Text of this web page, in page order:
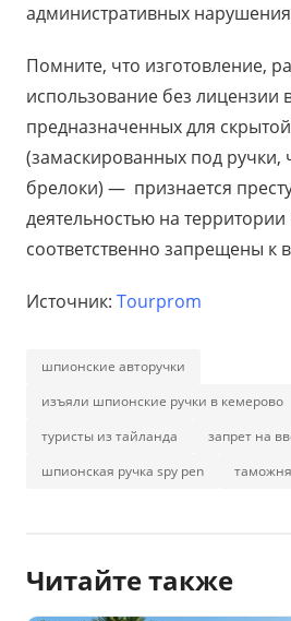
административных
Помните, что изготовление,
использование без лицензии
предназначенных для
(замаскированных под ручки,
брелоки) — признается
деятельностью на
соответственно запрещены к
Источник: Tourprom
шпионские авторучки
изъяли шпионские ручки в кемерово
туристы из тайланда
запрет на
шпионская ручка spy pen
Читайте также